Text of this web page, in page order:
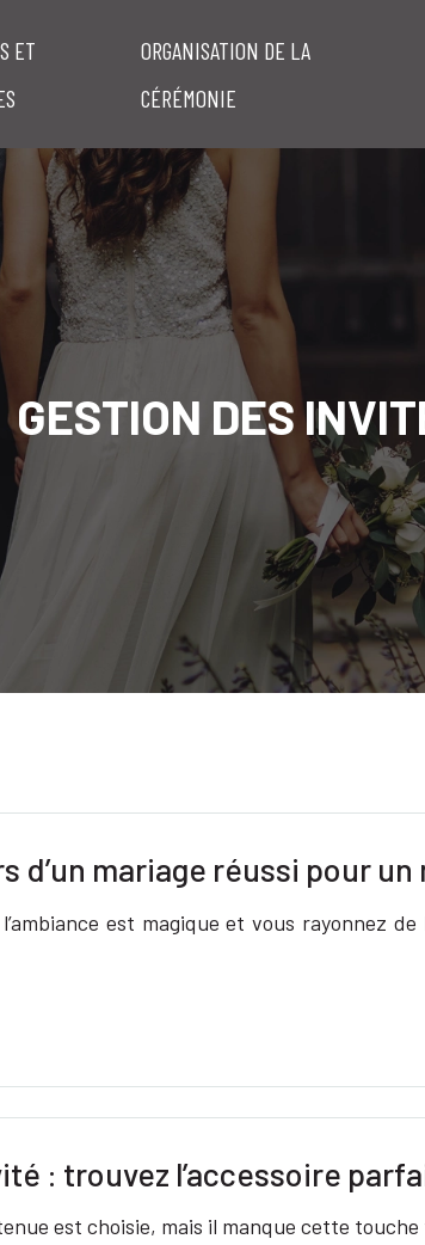
ET
ORGANISATION DE LA
CÉRÉMONIE
GESTION DES
d’un mariage réussi pour
est magique et vous rayonnez
: trouvez l’accessoire
est choisie, mais il manque cette